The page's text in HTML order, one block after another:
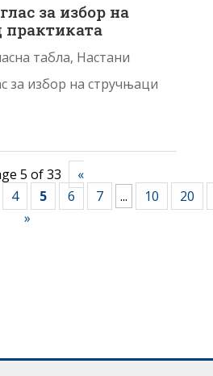
за избор на
табла, Настани
за избор на стручњаци
5 of 33
«
4 5 6 7 ... 10
20
»